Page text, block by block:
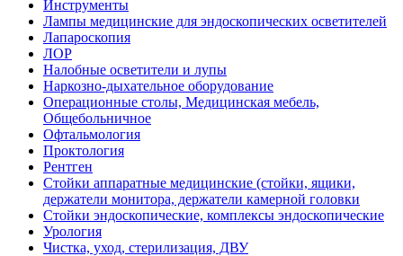
Инструменты
Лампы медицинские для эндоскопических осветителей
Лапароскопия
ЛОР
Налобные осветители и лупы
Наркозно-дыхательное оборудование
Операционные столы, Медицинская мебель,
Общебольничное
Офтальмология
Проктология
Рентген
Стойки аппаратные медицинские (стойки, ящики,
держатели монитора, держатели камерной головки
Стойки эндоскопические, комплексы эндоскопические
Урология
Чистка, уход, стерилизация, ДВУ